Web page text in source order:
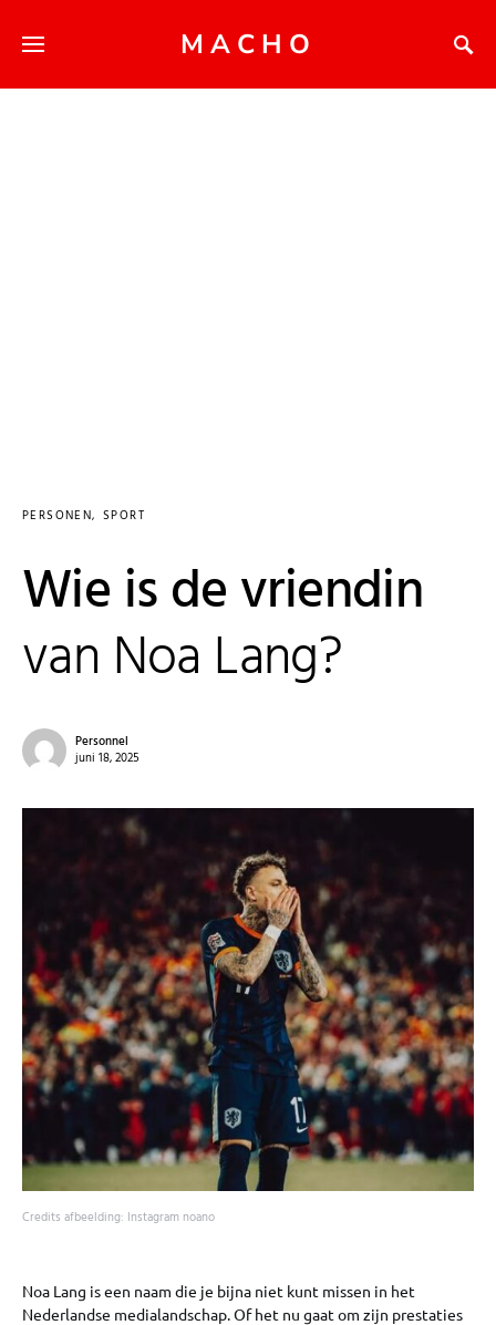
MACHO
Credits afbeelding: Instagram noano
PERSONEN SPORT
Wie is de vriendin
van Noa Lang?
Personnel
juni 18, 2025
Noa Lang is een naam die je bijna niet kunt missen in het
Nederlandse medialandschap. Of het nu gaat om zijn prestaties